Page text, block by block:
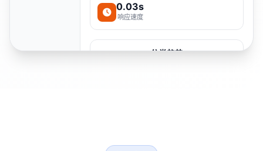
0.03s
响应速度
分类趋势